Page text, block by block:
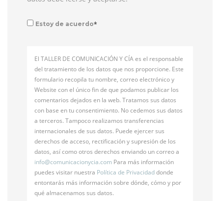
Estoy de acuerdo*
El TALLER DE COMUNICACIÓN Y CÍA es el responsable
del tratamiento de los datos que nos proporcione. Este
formulario recopila tu nombre, correo electrónico y
Website con el único fin de que podamos publicar los
comentarios dejados en la web. Tratamos sus datos
con base en tu consentimiento. No cedemos sus datos
a terceros. Tampoco realizamos transferencias
internacionales de sus datos. Puede ejercer sus
derechos de acceso, rectificación y supresión de los
datos, así como otros derechos enviando un correo a
info@comunicacionycia.com Para más información
puedes visitar nuestra Política de Privacidaddonde
entontarás más información sobre dónde, cómo y por
qué almacenamos sus datos.